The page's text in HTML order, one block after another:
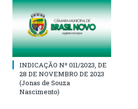
INDICAÇÃO Nº 011/2023, DE
28 DE NOVEMBRO DE 2023
(Jonas de Souza
Nascimento)